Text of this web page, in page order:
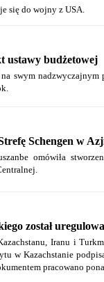
się do wojny z USA.
ustawy budżetowej
swym nadzwyczajnym
Schengen w
omówiła
został
Iranu i
w Kazachstanie
pracowano